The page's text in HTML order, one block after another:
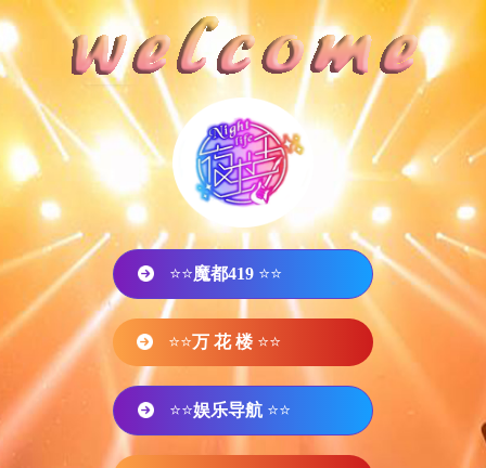
⭐⭐魔都419 ⭐⭐
⭐⭐万 花 楼 ⭐⭐
⭐⭐娱乐导航 ⭐⭐